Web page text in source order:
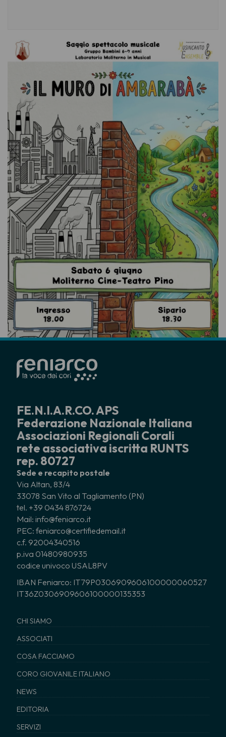
FE.N.I.A.R.CO. APS
Federazione Nazionale Italiana
Associazioni Regionali Corali
rete associativa iscritta RUNTS
rep. 80727
Sede e recapito postale
Via Altan, 83/4
33078 San Vito al Tagliamento (PN)
tel. +39 0434 876724
Mail: info@feniarco.it
PEC: feniarco@certifiedemail.it
c.f. 92004340516
p.iva 01480980935
codice univoco USAL8PV
IBAN Feniarco: IT79P0306909606100000060527
IT36Z0306909606100000135353
CHI SIAMO
ASSOCIATI
COSA FACCIAMO
CORO GIOVANILE ITALIANO
NEWS
EDITORIA
SERVIZI